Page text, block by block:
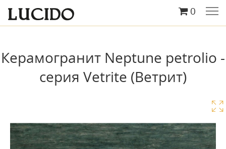
0
Керамогранит Neptune petrolio -
серия Vetrite (Ветрит)